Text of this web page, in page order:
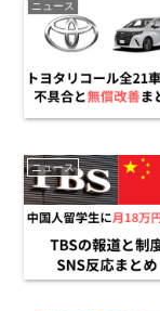
ニュース
ニュース